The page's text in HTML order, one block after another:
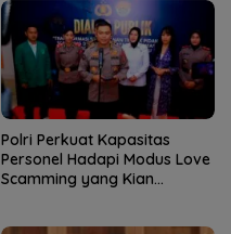
Polri Perkuat Kapasitas
Personel Hadapi Modus Love
Scamming yang Kian